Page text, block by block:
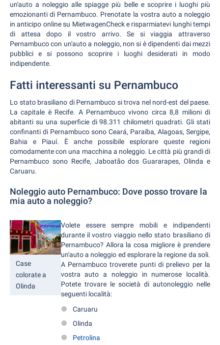
un'auto a noleggio alle spiagge più belle e scoprire i luoghi più
emozionanti di Pernambuco. Prenotate la vostra auto a noleggio
in anticipo online su MietwagenCheck e risparmiatevi lunghi tempi
di attesa dopo il vostro arrivo. Se si viaggia attraverso
Pernambuco con un'auto a noleggio, non si è dipendenti dai mezzi
pubblici e si possono scoprire i luoghi desiderati in modo
indipendente.
Fatti interessanti su Pernambuco
Lo stato brasiliano di Pernambuco si trova nel nord-est del paese.
La capitale è Recife. A Pernambuco vivono circa 8,8 milioni di
abitanti su una superficie di 98.311 chilometri quadrati. Gli stati
confinanti di Pernambuco sono Ceará, Paraíba, Alagoas, Sergipe,
Bahia e Piauí. È anche possibile esplorare queste regioni
comodamente con una macchina a noleggio. Le città più grandi di
Pernambuco sono Recife, Jaboatão dos Guararapes, Olinda e
Caruaru.
Noleggio auto Pernambuco: Dove posso trovare la
mia auto a noleggio?
Case
colorate a
Olinda
Volete essere sempre mobili e indipendenti
durante il vostro viaggio nello stato brasiliano di
Pernambuco? Allora la cosa migliore è prendere
un'auto a noleggio ed esplorare la regione da soli.
A Pernambuco troverete punti di prelievo per la
vostra auto a noleggio in numerose località.
Potete trovare le società di autonoleggio nelle
seguenti località:
Caruaru
Olinda
Petrolina